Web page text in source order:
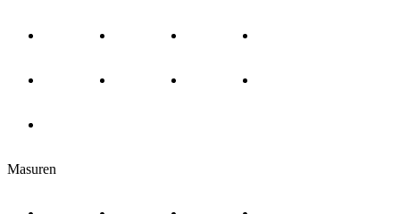
Masuren